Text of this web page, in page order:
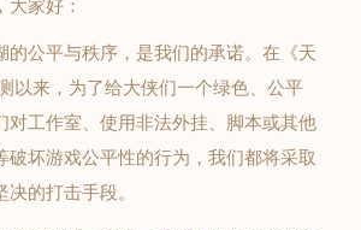
的公平与秩序，是我们的承诺。在《天
以来，为了给大侠们一个绿色、公平
对工作室、使用非法外挂、脚本或其他
破坏游戏公平性的行为，我们都将采取
的打击手段。